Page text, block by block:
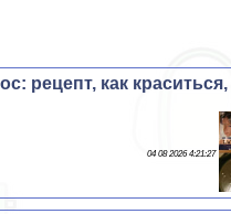
рецепт, как
04 08 2026 4:21:27